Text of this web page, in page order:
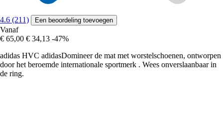
4.6 (211) Een beoordeling toevoegen
Vanaf
€ 65,00 € 34,13 -47%
adidas HVC adidasDomineer de mat met worstelschoenen, ontworpen
door het beroemde internationale sportmerk . Wees onverslaanbaar in
de ring.